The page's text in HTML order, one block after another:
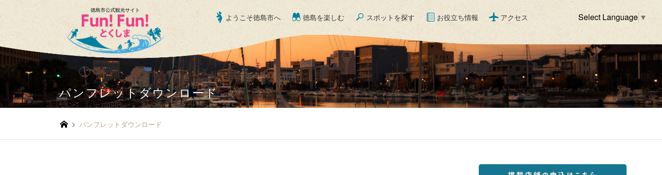
徳島市公式観光サイト
ようこそ徳島市へ 徳島を楽しむ スポットを探す お役立ち情報 アクセス Select Language ▼
パンフレットダウンロード
パンフレットダウンロード